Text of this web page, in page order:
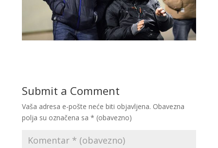
Submit a Comment
Vaša adresa e-pošte neće biti objavljena. Obavezna
polja su označena sa * (obavezno)